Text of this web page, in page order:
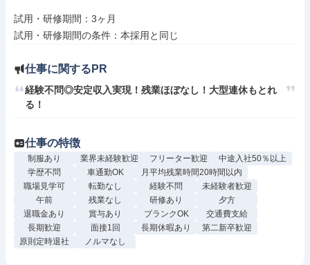
試用・研修期間：3ヶ月
仕事に関するPR
経験不問◎安定収入実現！残業ほぼなし！大型連休もとれ
る！
仕事の特徴
制服あり 業界未経験歓迎 フリーター歓迎
中途入社50％以上
学歴不問
車通勤OK
月平均残業時間20時間以内
職場見学可
転勤なし 経験不問
未経験者歓迎
午前
残業なし 研修あり
夕方
退職金あり
賞与あり ブランクOK
交通費支給
長期歓迎
面接1回 長期休暇あり
第二新卒歓迎
原則定時退社
ノルマなし